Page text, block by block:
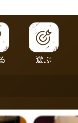
遊ぶ